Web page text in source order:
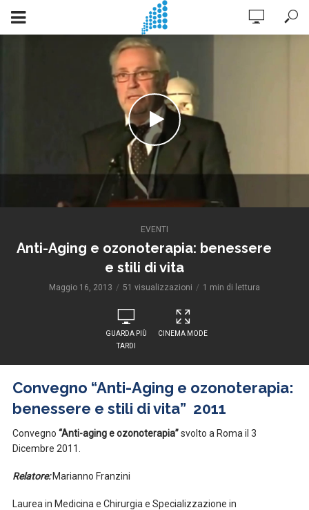
EVENTI
Anti-Aging e ozonoterapia: benessere
e stili di vita
Maggio 16, 2013 51 visualizzazioni 1 min di lettura
GUARDA PIÙ
TARDI
CINEMA MODE
Convegno “Anti-Aging e ozonoterapia:
benessere e stili di vita” 2011
Convegno “Anti-aging e ozonoterapia”svolto a Roma il 3
Dicembre 2011.
Relatore:Marianno Franzini
Laurea in Medicina e Chirurgia e Specializzazione in